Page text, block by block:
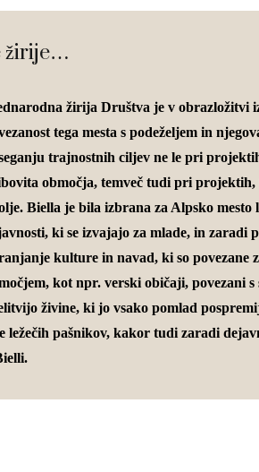
žirije…
žirija Društva je v obrazložitvi
tega mesta s podeželjem in
trajnostnih ciljev ne le pri
območja, temveč tudi pri
Biella je bila izbrana za Alpsko mesto
ki se izvajajo za mlade, in zaradi
kulture in navad, ki so povezane
kot npr. verski običaji, povezani s
živine, ki jo vsako pomlad
ležečih pašnikov, kakor tudi zaradi